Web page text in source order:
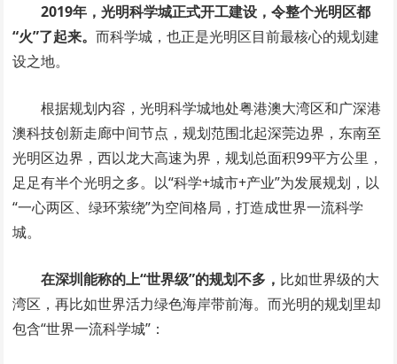
2019年，光明科学城正式开工建设，令整个光明区都
“火”了起来。而科学城，也正是光明区目前最核心的规划建
设之地。
根据规划内容，光明科学城地处粤港澳大湾区和广深港
澳科技创新走廊中间节点，规划范围北起深莞边界，东南至
光明区边界，西以龙大高速为界，规划总面积99平方公里，
足足有半个光明之多。以“科学+城市+产业”为发展规划，以
“一心两区、绿环萦绕”为空间格局，打造成世界一流科学
城。
在深圳能称的上“世界级”的规划不多， 比如世界级的大
湾区，再比如世界活力绿色海岸带前海。而光明的规划里却
包含“世界一流科学城”：